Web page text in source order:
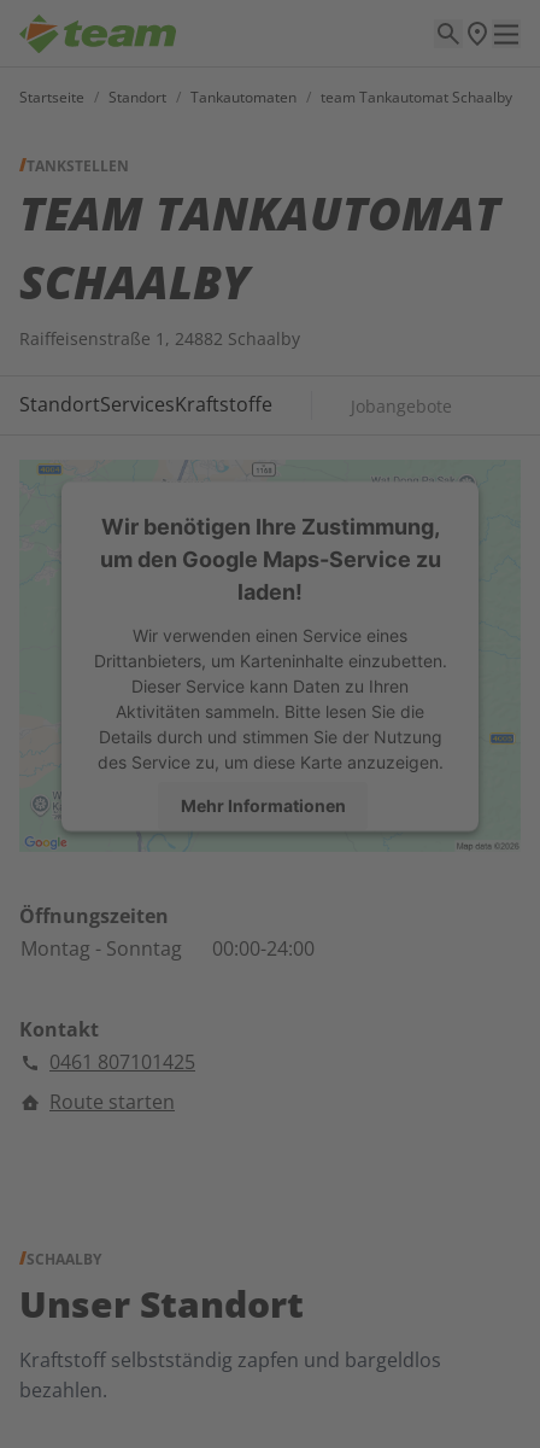
Startseite / Standort / Tankautomaten / team Tankautomat Schaalby
TANKSTELLEN
TEAM TANKAUTOMAT
SCHAALBY
Raiffeisenstraße 1, 24882 Schaalby
StandortServicesKraftstoffe Jobangebote
Wir benötigen Ihre Zustimmung,
um den Google Maps-Service zu
laden!
Wir verwenden einen Service eines
Drittanbieters, um Karteninhalte einzubetten.
Dieser Service kann Daten zu Ihren
Aktivitäten sammeln. Bitte lesen Sie die
Details durch und stimmen Sie der Nutzung
des Service zu, um diese Karte anzuzeigen.
Mehr Informationen
powered by
Management Platform
Öffnungszeiten
Montag - Sonntag 00:00-24:00
Kontakt
0461 807101425
Route starten
SCHAALBY
Unser Standort
Kraftstoff selbstständig zapfen und bargeldlos
bezahlen.